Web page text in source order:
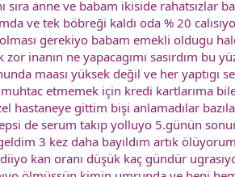
anne ve babam ikiside rahatsızlar
ve tek böbreği kaldı oda % 20
gerekiyo babam emekli oldugu
inanın ne yapacagımı sasırdım
maası yüksek değil ve her yaptıgı
etmemek için kredi kartlarıma
hastaneye gittim bişi anlamadılar
de serum takıp yolluyo 5.günün
3 kez daha bayıldım artık
kan oranı düşük kaç gündür